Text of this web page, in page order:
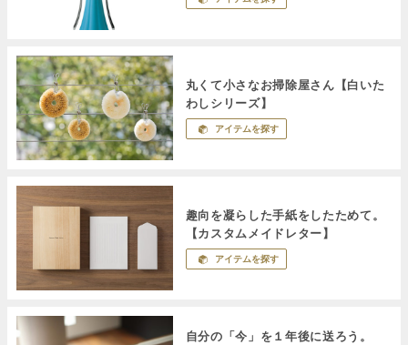
丸くて小さなお掃除屋さん【白いた
わしシリーズ】
アイテムを探す
趣向を凝らした手紙をしたためて。
【カスタムメイドレター】
アイテムを探す
自分の「今」を１年後に送ろう。